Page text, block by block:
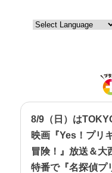
8/9（日）は
映画『Yes！プリ
冒険！』放送＆
特番で『名探偵プ